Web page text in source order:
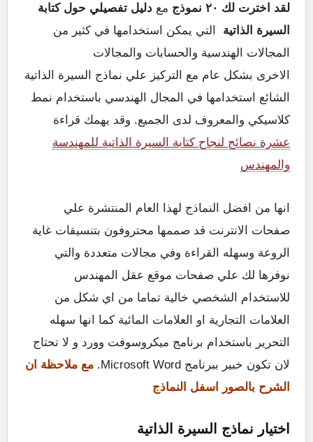
لقد اخترت لك ٢٠ نموذج معدليل تفصيلي حول كتابة
السيرة الذاتية
التي يمكن استخدامها في كثير من
المجالات الهندسية والحسابات والمجالات
الاخرى بشكل عام مع التركيز علي نماذج السيرة الذاتية
الشائع استخدامها في المجال الهندسي باستخدام نمط
كلاسيكي والمعروف لدى الجميع. وقد يهمك قراءة
عشرة نصائح لنجاح كتابة السيرة الذاتية للمهندسة
والمهندس
انها من افضل النماذج لهذا العام المنتشرة علي
صفحات الانترنت قد صممها محتروفون بتنسيقات غاية
الروعة وسهله القراءة وفي مجالات متعددة والتي
نوفرها لك علي صفحات موقع عقل المهندس
للاستخدام الشخصي خالية تماما من اي شكل من
العلامات التجارية او العلامات المائية كما انها سهله
التحرير باستخدام برنامج ميكروسوفت وورد و لا تحتاج
لان تكون خبير ببرنامج Microsoft Word.
مع ملاحظة ان
الشرح بالصور اسفل النماذج
اختيار نماذج السيرة الذاتية